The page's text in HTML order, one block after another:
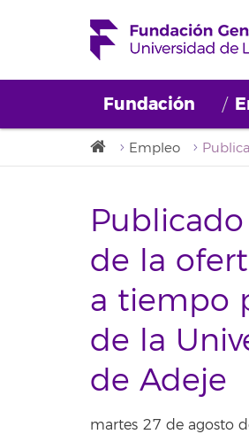
Fundación
Empleo
de la
a tiempo
de la
de Adeje
martes 27 de agosto